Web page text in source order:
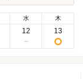
水
12
木
13